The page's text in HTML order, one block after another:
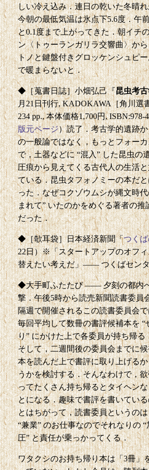
しい冷え込み．連日の乾いた冬晴
今朝の最低気温は氷点下5.6度．午
と0.1度まで上がってきた．朝イチ
ン〈トゥーランガリラ交響曲〉か
トノと鍵盤付きグロッケンシュピ
で暖まらないと．
◆［蒐書日誌］小畑弘己『昆虫考
月21日刊行, KADOKAWA［角川選
234 pp., 本体価格1,700円, ISBN:978-
版元ページ）読了．考古学的遺跡
の一般論ではなく，もっとフォー
で，土器などに “混入” した昆虫の
圧痕から見えてくる古代人の生活
ている．昆虫タフォノミーの本だ
った．なぜコクゾウムシが縄文時
まれて” いたのかをめぐる著者の推
だった．
◆［欹耳袋］日本経済新聞「つく
22日）※「スタートアップのオフ
替えたい考えだ」—— つくばセン
◆大手町ふたたび —— 夕刻の都内
撃．午後5時から読売新聞読書委員
隔週で開催されるこの読書委員会
毎回平均して数冊の書評候補本を “
り” にかけた上で各委員が持ち帰る
そして，二週間後の委員会までに
本を読んだ上で書評に取り上げる
うかを検討する．そんなわけで，
ってたくさん持ち帰るとタイヘン
とになる．趣味で書評を書いてい
とはちがって，読書委員というのは
“兼業” のお仕事なのでそれなりの “
圧” と責任が乗っかってくる．
ワタクシのお持ち帰り本は「3冊」